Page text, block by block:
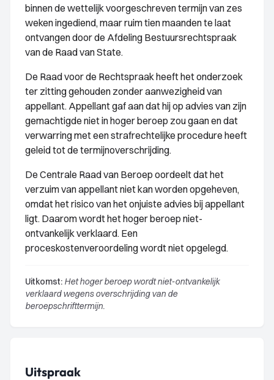
binnen de wettelijk voorgeschreven termijn van zes
weken ingediend, maar ruim tien maanden te laat
ontvangen door de Afdeling Bestuursrechtspraak
van de Raad van State.
De Raad voor de Rechtspraak heeft het onderzoek
ter zitting gehouden zonder aanwezigheid van
appellant. Appellant gaf aan dat hij op advies van zijn
gemachtigde niet in hoger beroep zou gaan en dat
verwarring met een strafrechtelijke procedure heeft
geleid tot de termijnoverschrijding.
De Centrale Raad van Beroep oordeelt dat het
verzuim van appellant niet kan worden opgeheven,
omdat het risico van het onjuiste advies bij appellant
ligt. Daarom wordt het hoger beroep niet-
ontvankelijk verklaard. Een
proceskostenveroordeling wordt niet opgelegd.
Uitkomst: Het hoger beroep wordt niet-ontvankelijk
verklaard wegens overschrijding van de
beroepschrifttermijn.
Uitspraak